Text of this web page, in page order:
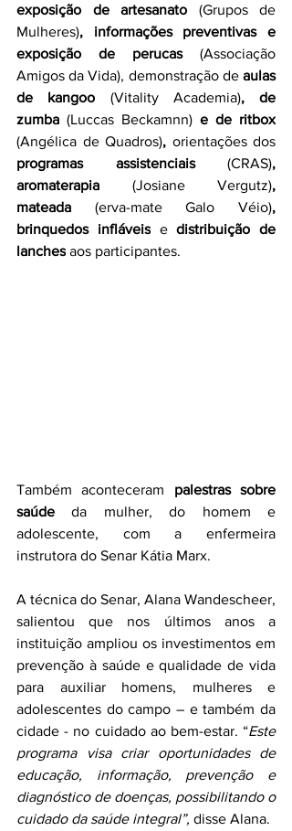
exposição de artesanato (Grupos de
Mulheres), informações preventivas e
exposição de perucas (Associação
Amigos da Vida), demonstração de aulas
de kangoo (Vitality Academia), de
zumba (Luccas Beckamnn)
e de ritbox
(Angélica de Quadros),
programas assistenciais (CRAS),
aromaterapia (Josiane Vergutz),
mateada (erva-mate Galo Véio),
brinquedos infláveis e distribuição de
lanches aos participantes.
Também aconteceram palestras sobre
saúde da mulher, do homem e
adolescente, com a enfermeira
instrutora do Senar Kátia Marx.
A técnica do Senar, Alana Wandescheer,
salientou que nos últimos anos a
instituição ampliou os investimentos em
prevenção à saúde e qualidade de vida
para auxiliar homens, mulheres e
adolescentes do campo – e também da
cidade - no cuidado ao bem-estar. “Este
programa visa criar oportunidades de
educação, informação, prevenção e
diagnóstico de doenças, possibilitando o
cuidado da saúde integral”, disse Alana.